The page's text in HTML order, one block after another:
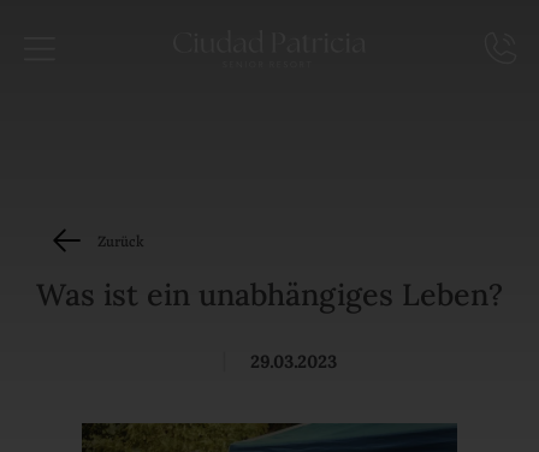
Zurück
Was ist ein unabhängiges Leben?
29.03.2023